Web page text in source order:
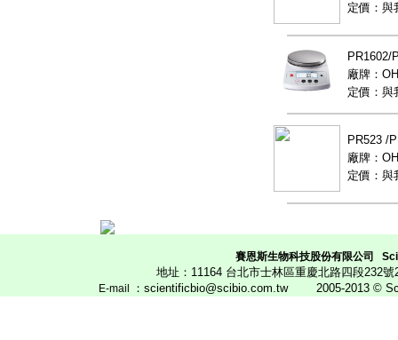
定價：與
PR1602/
廠牌：
定價：與
PR523 /
廠牌：
定價：與
賽恩斯生物科技股份有限公司
地址：11164 台北市士林區重慶北路四段
E-mail ：scientificbio@scibio.com.tw 2005-2013 ©